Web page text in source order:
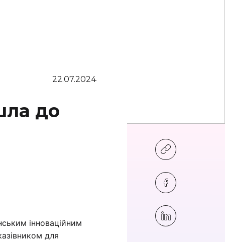
22.07.2024
до
інноваційним
для